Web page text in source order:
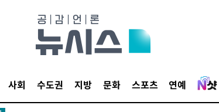
사회 수도권 지방 문화 스포츠 연예